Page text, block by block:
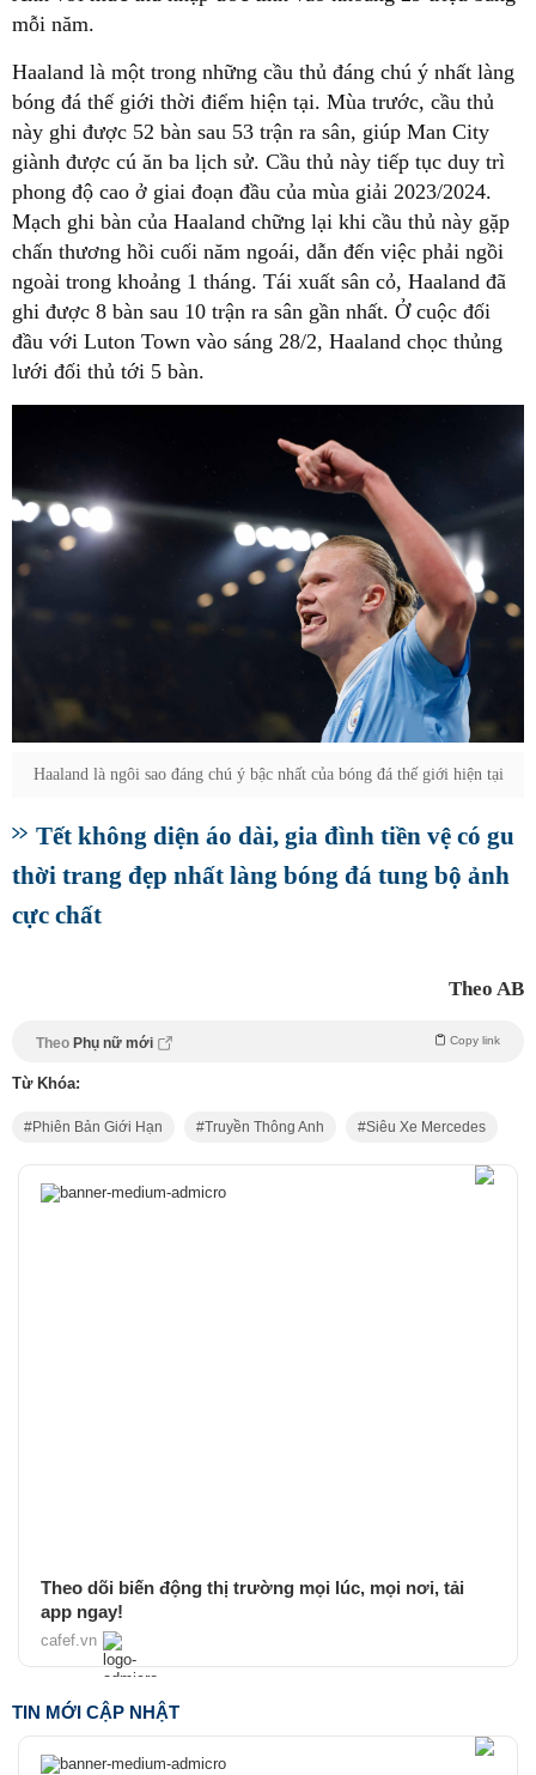
mỗi năm.
Haaland là một trong những cầu thủ đáng chú ý nhất làng
bóng đá thế giới thời điểm hiện tại. Mùa trước, cầu thủ
này ghi được 52 bàn sau 53 trận ra sân, giúp Man City
giành được cú ăn ba lịch sử. Cầu thủ này tiếp tục duy trì
phong độ cao ở giai đoạn đầu của mùa giải 2023/2024.
Mạch ghi bàn của Haaland chững lại khi cầu thủ này gặp
chấn thương hồi cuối năm ngoái, dẫn đến việc phải ngồi
ngoài trong khoảng 1 tháng. Tái xuất sân cỏ, Haaland đã
ghi được 8 bàn sau 10 trận ra sân gần nhất. Ở cuộc đối
đầu với Luton Town vào sáng 28/2, Haaland chọc thủng
lưới đối thủ tới 5 bàn.
Haaland là ngôi sao đáng chú ý bậc nhất của bóng đá thế giới hiện tại
Tết không diện áo dài, gia đình tiền vệ có gu
thời trang đẹp nhất làng bóng đá tung bộ ảnh
cực chất
Theo AB
Theo Phụ nữ mới Copy link
Từ Khóa:
Phiên Bản Giới Hạn Truyền Thông Anh Siêu Xe Mercedes
Theo dõi biến động thị trường mọi lúc, mọi nơi, tải
app ngay!
cafef.vn
TIN MỚI CẬP NHẬT